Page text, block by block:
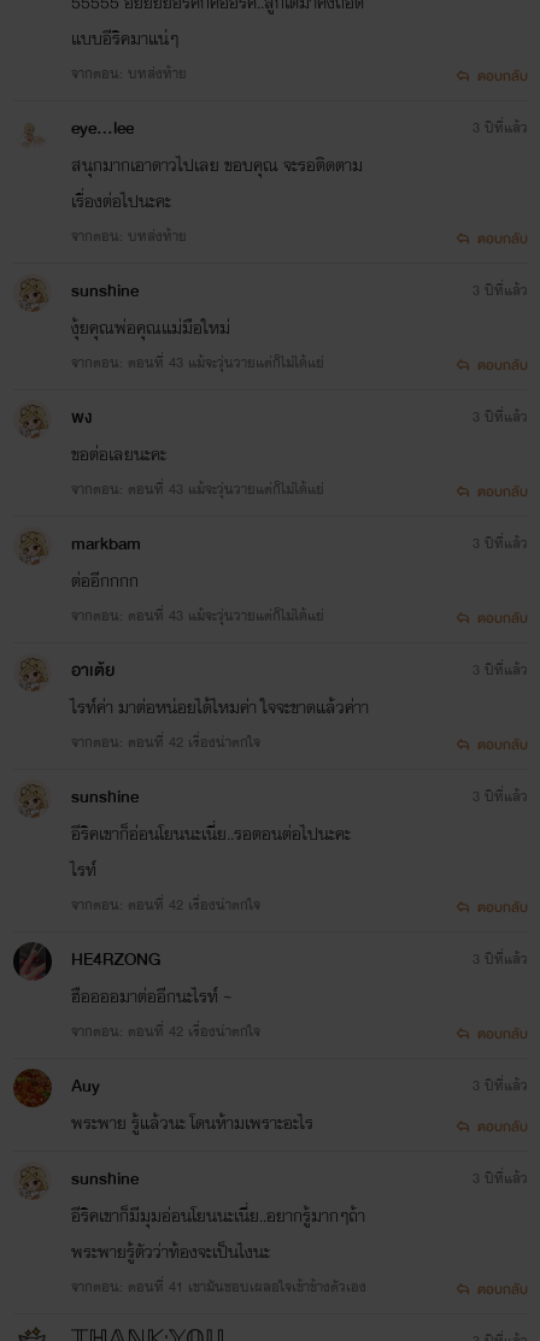
แบบอีริคมาแน่ๆ
จากตอน: บทส่งท้าย ตอบกลับ
eye...lee
สนุกมากเอาดาวไปเลย ขอบคุณ จะรอติดตาม
เรื่องต่อไปนะคะ
จากตอน: บทส่งท้าย
3 ปีที่แล้ว
ตอบกลับ
sunshine
งุ้ยคุณพ่อคุณแม่มือใหม่
จากตอน: ตอนที่ 43 แม้จะวุ่นวายแต่ก็ไม่ได้แย่
3 ปีที่แล้ว
ตอบกลับ
พง
ขอต่อเลยนะคะ
จากตอน: ตอนที่ 43 แม้จะวุ่นวายแต่ก็ไม่ได้แย่
3 ปีที่แล้ว
ตอบกลับ
markbam
ต่ออีกกกก
จากตอน: ตอนที่ 43 แม้จะวุ่นวายแต่ก็ไม่ได้แย่
3 ปีที่แล้ว
ตอบกลับ
อาเต้ย
ไรท์ค่า มาต่อหน่อยได้ไหมค่า ใจจะขาดแล้วค่าา
จากตอน: ตอนที่ 42 เรื่องน่าตกใจ
3 ปีที่แล้ว
ตอบกลับ
sunshine
อีริคเขาก็อ่อนโยนนะเนี่ย..รอตอนต่อไปนะคะ
ไรท์
จากตอน: ตอนที่ 42 เรื่องน่าตกใจ
3 ปีที่แล้ว
ตอบกลับ
HE4RZONG
ฮืออออมาต่ออีกนะไรท์ ~
จากตอน: ตอนที่ 42 เรื่องน่าตกใจ
3 ปีที่แล้ว
ตอบกลับ
Auy
พระพาย รู้แล้วนะ โดนห้ามเพราะอะไร
3 ปีที่แล้ว
ตอบกลับ
sunshine
อีริคเขาก็มีมุมอ่อนโยนนะเนี่ย..อยากรู้มากๆถ้า
พระพายรู้ตัวว่าท้องจะเป็นไงนะ
จากตอน: ตอนที่ 41 เขามันชอบเผลอใจเข้าข้างตัวเอง
3 ปีที่แล้ว
ตอบกลับ